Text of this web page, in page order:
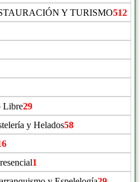
Y TURISMO512
Libre29
y Helados58
1